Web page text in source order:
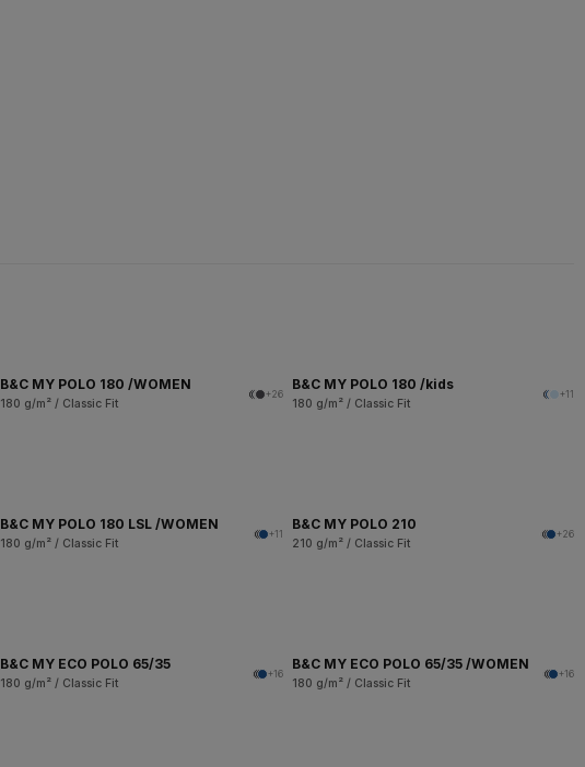
B&C MY POLO 180 /WOMEN
180 g/m² / Classic Fit
+26
B&C MY POLO 180 /kids
180 g/m² / Classic Fit
+11
B&C MY POLO 180 LSL /WOMEN
180 g/m² / Classic Fit
+11
B&C MY POLO 210
210 g/m² / Classic Fit
+26
B&C MY ECO POLO 65/35
180 g/m² / Classic Fit
+16
B&C MY ECO POLO 65/35 /WOMEN
180 g/m² / Classic Fit
+16